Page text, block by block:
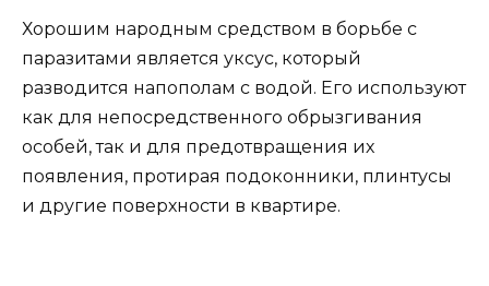
Хорошим народным средством в борьбе с
паразитами является уксус, который
разводится напополам с водой. Его используют
как для непосредственного обрызгивания
особей, так и для предотвращения их
появления, протирая подоконники, плинтусы
и другие поверхности в квартире.